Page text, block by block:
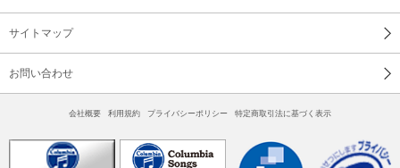
サイトマップ
お問い合わせ
会社概要 利用規約 プライバシーポリシー 特定商取引法に基づく表示